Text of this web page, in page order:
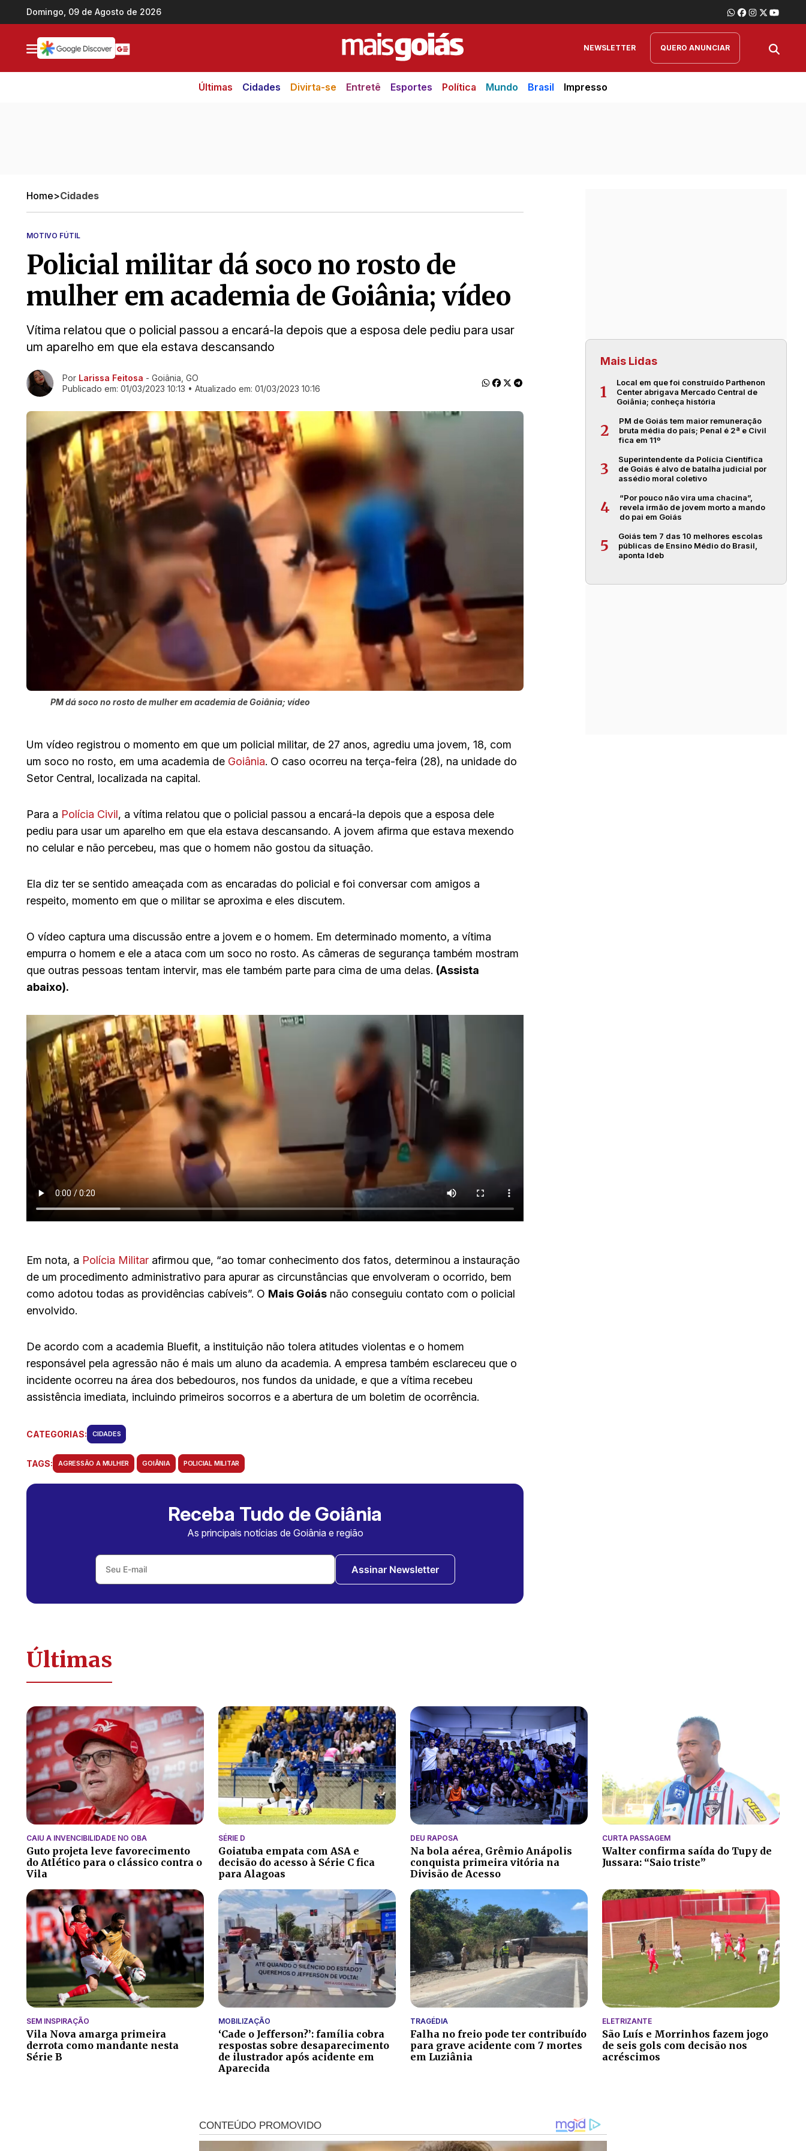
Ir direto pro conteúdo
Domingo, 09 de Agosto de 2026
NEWSLETTER QUERO ANUNCIAR
Últimas Cidades Divirta-se Entretê Esportes Política Mundo Brasil Impresso
Home>Cidades
MOTIVO FÚTIL
Policial militar dá soco no rosto de
mulher em academia de Goiânia; vídeo
Vítima relatou que o policial passou a encará-la depois que a esposa dele pediu para usar
um aparelho em que ela estava descansando
Ir direto pra matéria
Por Larissa Feitosa - Goiânia, GO
Publicado em: 01/03/2023 10:13 • Atualizado em: 01/03/2023 10:16
PM dá soco no rosto de mulher em academia de Goiânia; vídeo
Um vídeo registrou o momento em que um policial militar, de 27 anos, agrediu uma jovem, 18, com
um soco no rosto, em uma academia de Goiânia. O caso ocorreu na terça-feira (28), na unidade do
Setor Central, localizada na capital.
Para a Polícia Civil, a vítima relatou que o policial passou a encará-la depois que a esposa dele
pediu para usar um aparelho em que ela estava descansando. A jovem afirma que estava mexendo
no celular e não percebeu, mas que o homem não gostou da situação.
Ela diz ter se sentido ameaçada com as encaradas do policial e foi conversar com amigos a
respeito, momento em que o militar se aproxima e eles discutem.
O vídeo captura uma discussão entre a jovem e o homem. Em determinado momento, a vítima
empurra o homem e ele a ataca com um soco no rosto. As câmeras de segurança também mostram
que outras pessoas tentam intervir, mas ele também parte para cima de uma delas. (Assista
abaixo).
Em nota, a Polícia Militar afirmou que, “ao tomar conhecimento dos fatos, determinou a instauração
de um procedimento administrativo para apurar as circunstâncias que envolveram o ocorrido, bem
como adotou todas as providências cabíveis”. O Mais Goiás não conseguiu contato com o policial
envolvido.
De acordo com a academia Bluefit, a instituição não tolera atitudes violentas e o homem
responsável pela agressão não é mais um aluno da academia. A empresa também esclareceu que o
incidente ocorreu na área dos bebedouros, nos fundos da unidade, e que a vítima recebeu
assistência imediata, incluindo primeiros socorros e a abertura de um boletim de ocorrência.
CATEGORIAS: CIDADES
TAGS: AGRESSÃO A MULHER GOIÂNIA POLICIAL MILITAR
Receba Tudo de Goiânia
As principais notícias de Goiânia e região
Assinar Newsletter
Mais Lidas
1
Local em que foi construído Parthenon
Center abrigava Mercado Central de
Goiânia; conheça história
2
PM de Goiás tem maior remuneração
bruta média do país; Penal é 2ª e Civil
fica em 11º
3
Superintendente da Polícia Científica
de Goiás é alvo de batalha judicial por
assédio moral coletivo
4
“Por pouco não vira uma chacina”,
revela irmão de jovem morto a mando
do pai em Goiás
5
Goiás tem 7 das 10 melhores escolas
públicas de Ensino Médio do Brasil,
aponta Ideb
Últimas
CAIU A INVENCIBILIDADE NO OBA
Guto projeta leve favorecimento
do Atlético para o clássico contra o
Vila
SÉRIE D
Goiatuba empata com ASA e
decisão do acesso à Série C fica
para Alagoas
DEU RAPOSA
Na bola aérea, Grêmio Anápolis
conquista primeira vitória na
Divisão de Acesso
CURTA PASSAGEM
Walter confirma saída do Tupy de
Jussara: “Saio triste”
SEM INSPIRAÇÃO
Vila Nova amarga primeira
derrota como mandante nesta
Série B
MOBILIZAÇÃO
‘Cade o Jefferson?’: família cobra
respostas sobre desaparecimento
de ilustrador após acidente em
Aparecida
TRAGÉDIA
Falha no freio pode ter contribuído
para grave acidente com 7 mortes
em Luziânia
ELETRIZANTE
São Luís e Morrinhos fazem jogo
de seis gols com decisão nos
acréscimos